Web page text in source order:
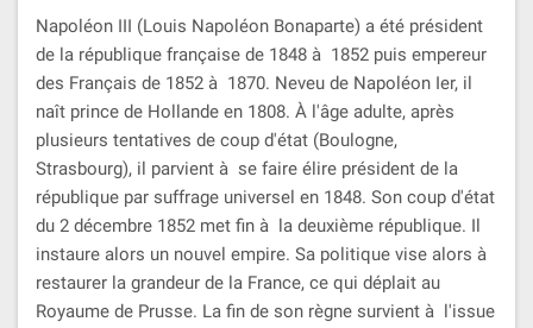
Napoléon III (Louis Napoléon Bonaparte) a été président
de la république française de 1848 à 1852 puis empereur
des Français de 1852 à 1870. Neveu de Napoléon Ier, il
naît prince de Hollande en 1808. À l'âge adulte, après
plusieurs tentatives de coup d'état (Boulogne,
Strasbourg), il parvient à se faire élire président de la
république par suffrage universel en 1848. Son coup d'état
du 2 décembre 1852 met fin à la deuxième république. Il
instaure alors un nouvel empire. Sa politique vise alors à
restaurer la grandeur de la France, ce qui déplait au
Royaume de Prusse. La fin de son règne survient à l'issue